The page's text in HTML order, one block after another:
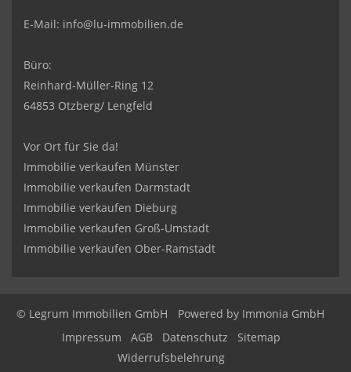
E-Mail: info@lu-immobilien.de
Büro:
Reinhard-Müller-Ring 12
64853 Otzberg/ Lengfeld
Vor Ort für Sie da!
Immobilie verkaufen Münster
Immobilie verkaufen Darmstadt
Immobilie verkaufen Dieburg
Immobilie verkaufen Groß-Umstadt
Immobilie verkaufen Ober-Ramstadt
© Legrum Immobilien GmbH Powered by Immonia GmbH
Impressum
AGB Datenschutz
Sitemap
Widerrufsbelehrung